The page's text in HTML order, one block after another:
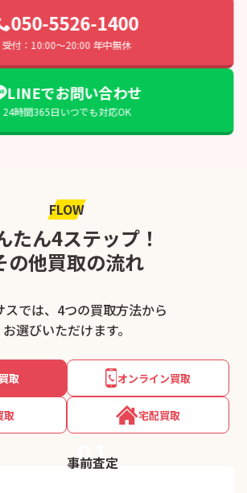
050-5526-1400
受付：10:00〜20:00 年中無休
LINEでお問い合わせ
24時間365日いつでも対応OK
FLOW
たん4ステップ！
の他買取の流れ
スでは、4つの買取方法から
お選びいただけます。
取 オンライン買取
取 宅配買取
01
事前査定